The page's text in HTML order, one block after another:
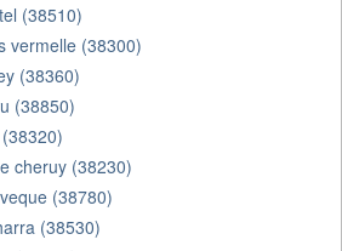
(38510)
vermelle (38300)
(38360)
(38850)
cheruy (38230)
(38780)
(38530)